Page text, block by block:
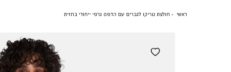
ראשי חולצת טריקו לגברים עם הדפס גרפי ייחודי בחזית